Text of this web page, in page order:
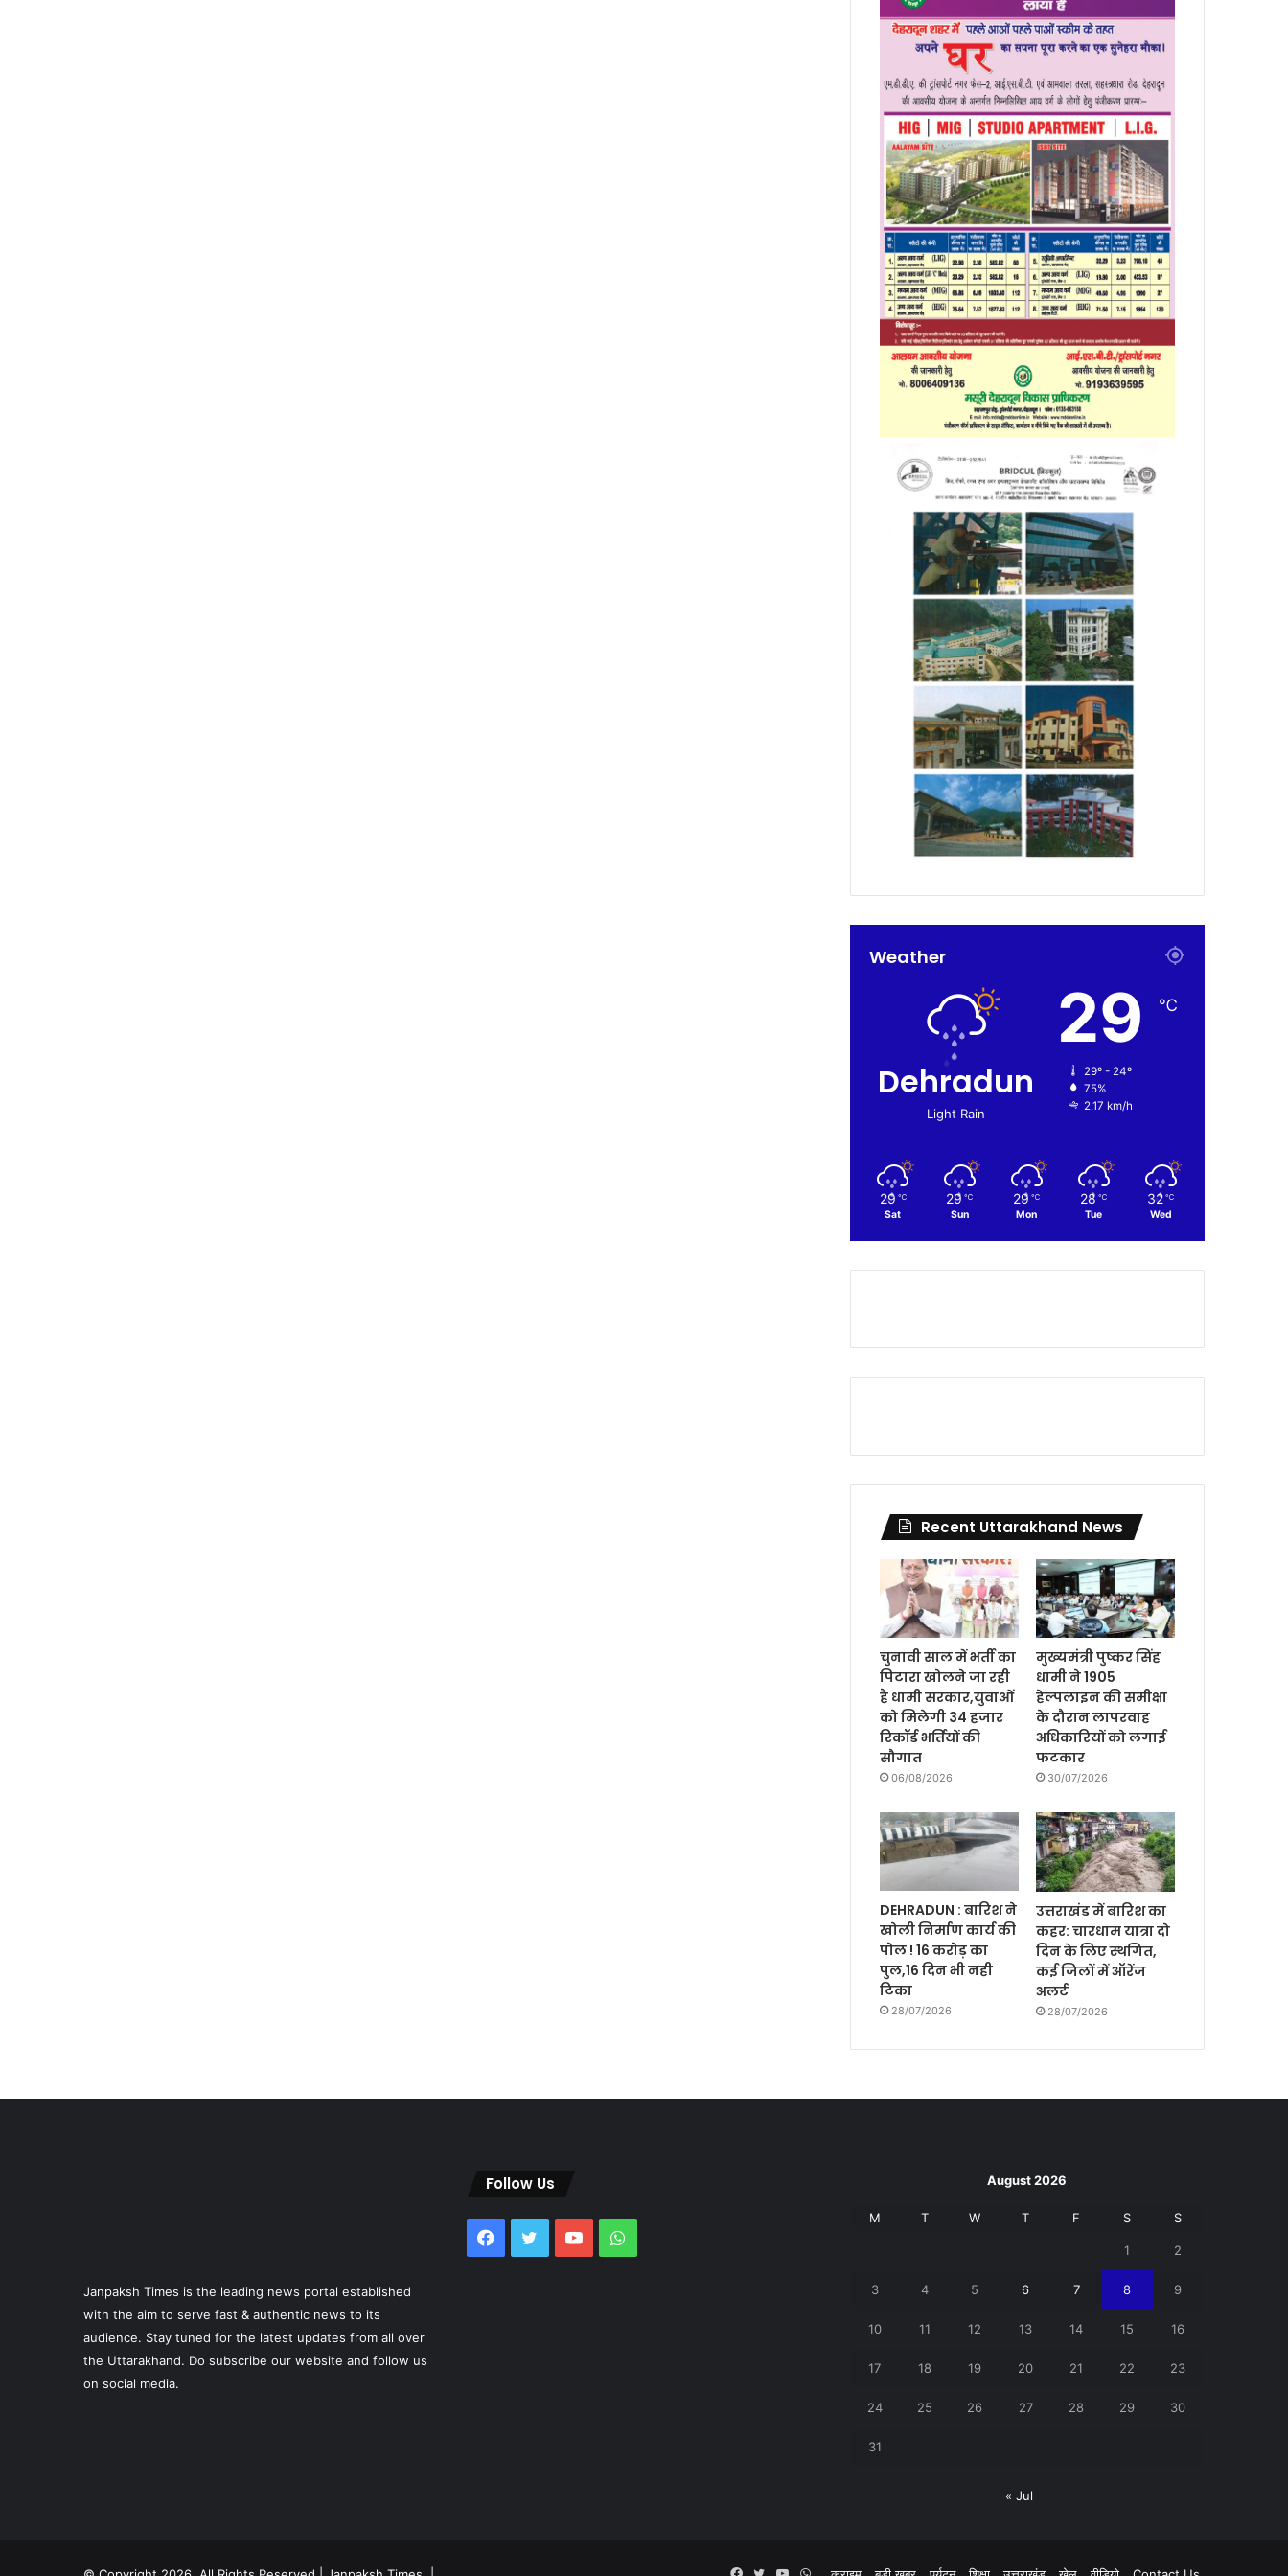
Weather
Dehradun
Light Rain
29 ℃
29º - 24º
75%
2.17 km/h
29 ℃
Sat
29 ℃
Sun
29 ℃
Mon
28 ℃
Tue
32 ℃
Wed
Recent Uttarakhand News
चुनावी साल में भर्ती का
पिटारा खोलने जा रही
है धामी सरकार,युवाओं
को मिलेगी 34 हजार
रिकॉर्ड भर्तियों की
सौगात
06/08/2026
मुख्यमंत्री पुष्कर सिंह
धामी ने 1905
हेल्पलाइन की समीक्षा
के दौरान लापरवाह
अधिकारियों को लगाई
फटकार
30/07/2026
DEHRADUN : बारिश ने
खोली निर्माण कार्य की
पोल ! 16 करोड़ का
पुल,16 दिन भी नही
टिका
28/07/2026
उत्तराखंड में बारिश का
कहर: चारधाम यात्रा दो
दिन के लिए स्थगित,
कई जिलों में ऑरेंज
अलर्ट
28/07/2026
Janpaksh Times is the leading news portal established
with the aim to serve fast & authentic news to its
audience. Stay tuned for the latest updates from all over
the Uttarakhand. Do subscribe our website and follow us
on social media.
Follow Us
Facebook
TwitterYouTube
August 2026
M T W T F S S
1 2
3 4 5 6 7 8 9
10 11 12 13 14 15 16
17 18 19 20 21 22 23
24 25 26 27 28 29 30
31
« Jul